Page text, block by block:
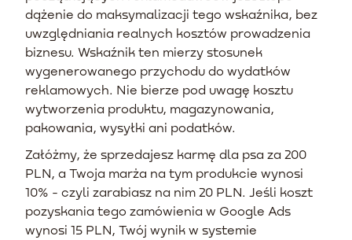
dążenie do maksymalizacji tego wskaźnika, bez
uwzględniania realnych kosztów prowadzenia
biznesu. Wskaźnik ten mierzy stosunek
wygenerowanego przychodu do wydatków
reklamowych. Nie bierze pod uwagę kosztu
wytworzenia produktu, magazynowania,
pakowania, wysyłki ani podatków.
Załóżmy, że sprzedajesz karmę dla psa za 200
PLN, a Twoja marża na tym produkcie wynosi
10% - czyli zarabiasz na nim 20 PLN. Jeśli koszt
pozyskania tego zamówienia w Google Ads
wynosi 15 PLN, Twój wynik w systemie